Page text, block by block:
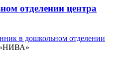
отделении центра
в дошкольном отделении
«НИВА»